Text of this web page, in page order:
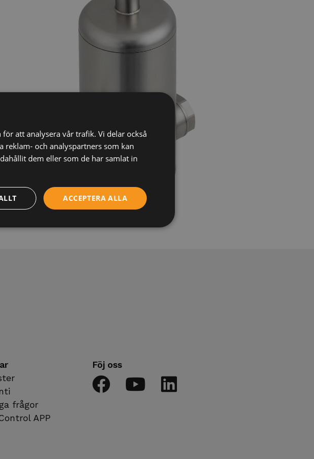
frågor
APP
Föj oss
att analysera vår trafik. Vi delar också
och analyspartners som kan
dem eller som de har samlat in
ACCEPTERA ALLA